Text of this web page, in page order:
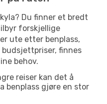
Du finner et bredt
forskjellige
ute etter benplass,
finnes
behov.
reiser kan det å
benplass gjøre en stor